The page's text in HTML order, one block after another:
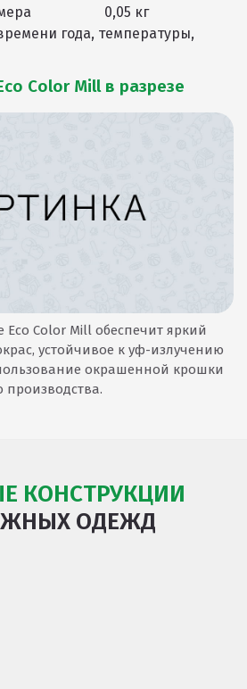
0,05 кг
года, температуры,
Color Mill в разрезе
Eco Color Mill обеспечит яркий
устойчивое к уф-излучению
окрашенной крошки
производства.
КОНСТРУКЦИИ
ОДЕЖД